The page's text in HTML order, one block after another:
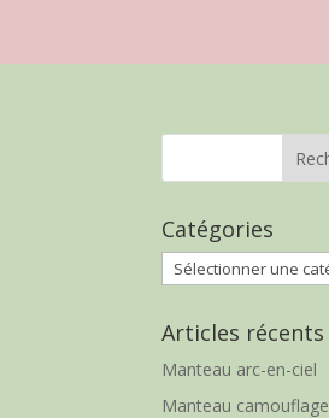
Catégories
Catégories
Articles récents
Manteau arc-en-ciel
Manteau camouflage